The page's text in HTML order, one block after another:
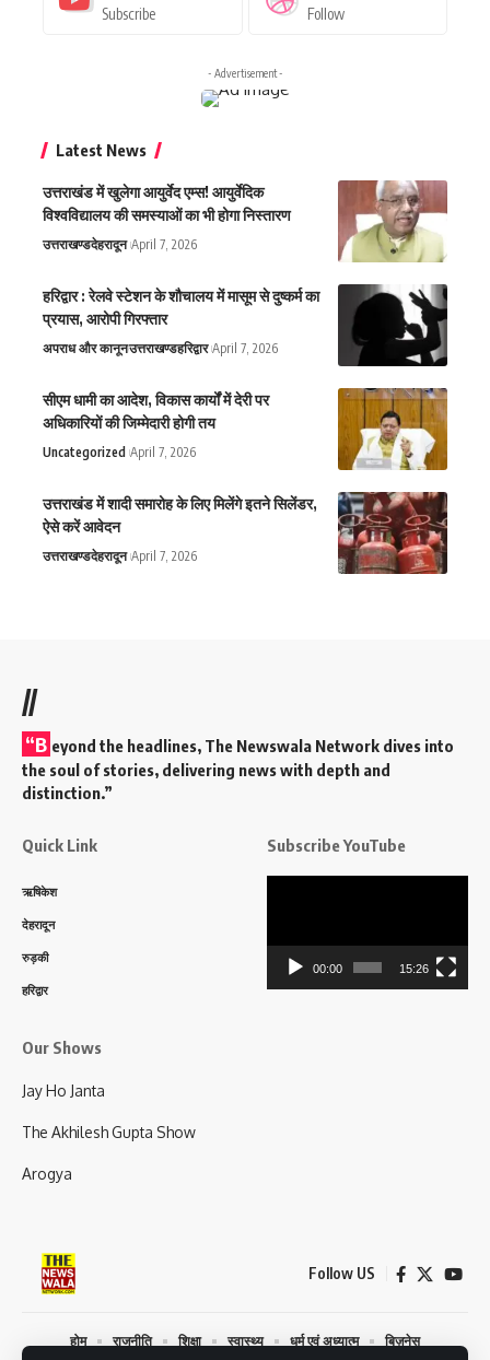
Subscribe Follow
- Advertisement -
Latest News
उत्तराखंड में खुलेगा आयुर्वेद एम्स! आयुर्वेदिक
विश्वविद्यालय की समस्याओं का भी होगा निस्तारण
उत्तराखण्डदेहरादून April 7, 2026
हरिद्वार : रेलवे स्टेशन के शौचालय में मासूम से दुष्कर्म का
प्रयास, आरोपी गिरफ्तार
अपराध और कानूनउत्तराखण्डहरिद्वार April 7, 2026
सीएम धामी का आदेश, विकास कार्यों में देरी पर
अधिकारियों की जिम्मेदारी होगी तय
Uncategorized April 7, 2026
उत्तराखंड में शादी समारोह के लिए मिलेंगे इतने सिलेंडर,
ऐसे करें आवेदन
उत्तराखण्डदेहरादून April 7, 2026
//
“B eyond the headlines, The Newswala Network dives into
the soul of stories, delivering news with depth and
distinction.”
Quick Link
ऋषिकेश
देहरादून
रुड़की
हरिद्वार
Subscribe YouTube
00:00 15:26
Our Shows
Jay Ho Janta
The Akhilesh Gupta Show
Arogya
Follow US
होम राजनीति शिक्षा स्वास्थ्य धर्म एवं अध्यात्म बिज़नेस